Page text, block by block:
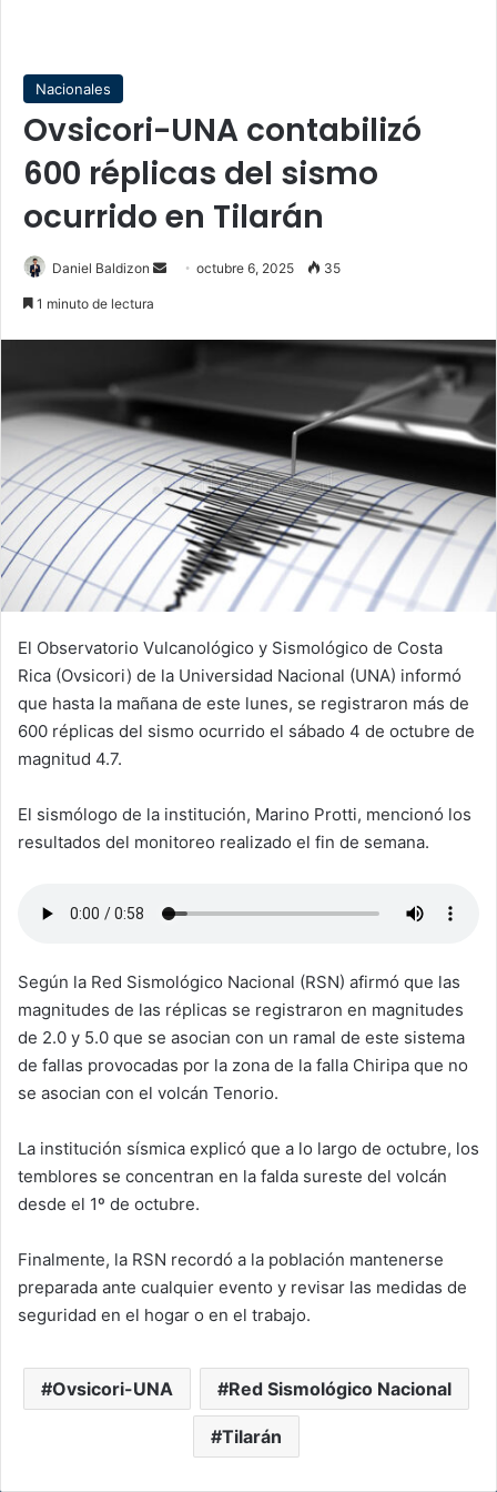
Nacionales
Ovsicori-UNA contabilizó
600 réplicas del sismo
ocurrido en Tilarán
Daniel Baldizon
Sendoctubre 6, 2025 35
1 minuto de lectura
El Observatorio Vulcanológico y Sismológico de Costa
Rica (Ovsicori) de la Universidad Nacional (UNA) informó
que hasta la mañana de este lunes, se registraron más de
600 réplicas del sismo ocurrido el sábado 4 de octubre de
magnitud 4.7.
El sismólogo de la institución, Marino Protti, mencionó los
resultados del monitoreo realizado el fin de semana.
Según la Red Sismológico Nacional (RSN) afirmó que las
magnitudes de las réplicas se registraron en magnitudes
de 2.0 y 5.0 que se asocian con un ramal de este sistema
de fallas provocadas por la zona de la falla Chiripa que no
se asocian con el volcán Tenorio.
La institución sísmica explicó que a lo largo de octubre, los
temblores se concentran en la falda sureste del volcán
desde el 1º de octubre.
Finalmente, la RSN recordó a la población mantenerse
preparada ante cualquier evento y revisar las medidas de
seguridad en el hogar o en el trabajo.
Ovsicori-UNA Red Sismológico Nacional
Tilarán